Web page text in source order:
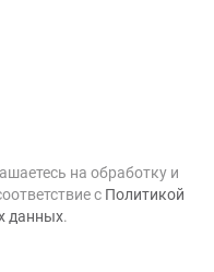
на обработку и
с Политикой
данных.